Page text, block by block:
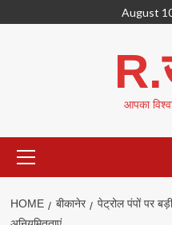
to
August
आपका
Menu
HOME बीकानेर
पेट्रोल पंपों पर